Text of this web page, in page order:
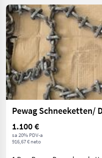
Pewag Schneeketten/
1.100 €
sa 20% PDV-a
916,67 € neto